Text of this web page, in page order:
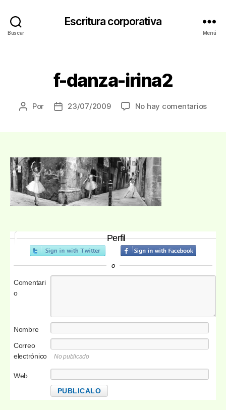
Buscar
Escritura corporativa
Menú
f-danza-irina2
Autor
Por
Fecha23/07/2009 No hay comentariosen
Perfil
o
Comentari
o
Nombre
Correo
electrónico
No publicado
Web